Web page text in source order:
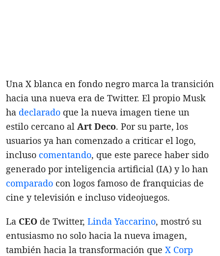
Una X blanca en fondo negro marca la transición
hacia una nueva era de Twitter. El propio Musk
ha declarado que la nueva imagen tiene un
estilo cercano al Art Deco. Por su parte, los
usuarios ya han comenzado a criticar el logo,
incluso comentando, que este parece haber sido
generado por inteligencia artificial (IA) y lo han
comparado con logos famoso de franquicias de
cine y televisión e incluso videojuegos.
La CEO de Twitter, Linda Yaccarino, mostró su
entusiasmo no solo hacia la nueva imagen,
también hacia la transformación que X Corp